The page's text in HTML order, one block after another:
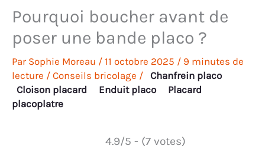
Pourquoi boucher avant de
poser une bande placo ?
Par Sophie Moreau / 11 octobre 2025 / 9 minutes de
lecture / Conseils bricolage / Chanfrein placo
Cloison placard
Enduit placo
Placard
placoplatre
4.9/5 - (7 votes)